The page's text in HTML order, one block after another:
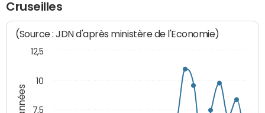
Cruseilles
(Source : JDN d'après ministère de l'Economie)
7,5
10
12,5